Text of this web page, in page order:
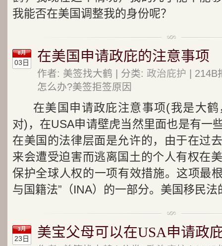
我能否在美国调整我的身份呢？
8月
03日 在美国申请政庇的注意事项
作者: 美签找大鹤 | 分类: 政治庇护 |
怎么办?美签拒签原因
在美国申请政庇注意事项(我是大
对)，在USA申请壁虎当然里面也是有一
在美国的法律层面是允许的，由于在过
来会遭受迫害而逃离国土的个人有权在
保护全球人权的一项有效措施。这项最
与国籍法”（INA）的一部分。美国移民
3月
23日 美宝父母可以在USA申请政